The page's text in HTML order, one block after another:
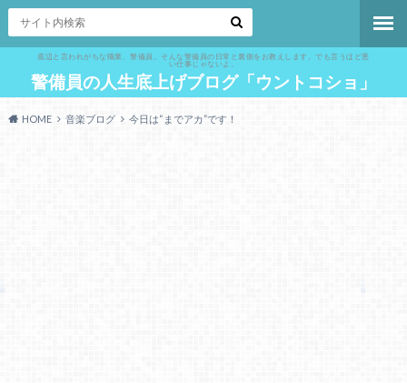
底辺と言われがちな職業、警備員。そんな警備員の日常と裏側をお教えします。でも言うほど悪
い仕事じゃないよ。
警備員の人生底上げブログ「ウントコショ」
HOME 音楽ブログ 今日は“までアカ”です！